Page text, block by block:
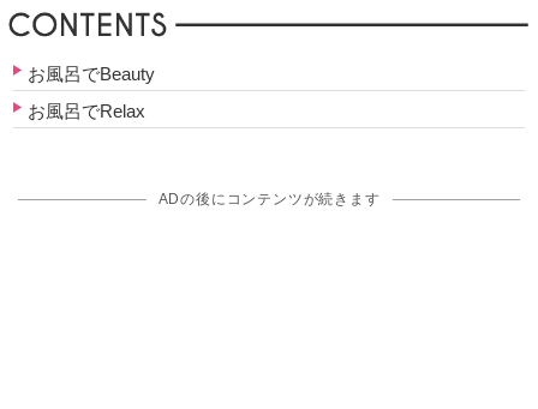
お風呂でBeauty
お風呂でRelax
ADの後にコンテンツが続きます